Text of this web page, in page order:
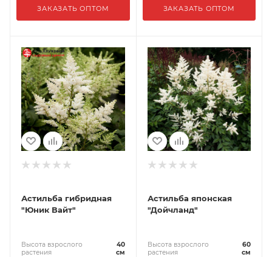
ЗАКАЗАТЬ ОПТОМ ЗАКАЗАТЬ ОПТОМ
Астильба гибридная
"Юник Вайт"
Высота взрослого
растения
40
см
Астильба японская
"Дойчланд"
Высота взрослого
растения
60
см